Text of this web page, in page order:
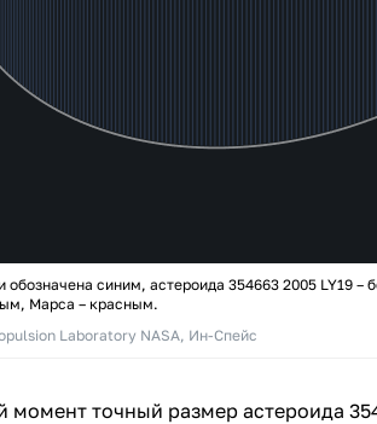
обозначена синим, астероида 354663 2005 LY19 –
Марса – красным.
Laboratory NASA, Ин-Спейс
момент точный размер астероида